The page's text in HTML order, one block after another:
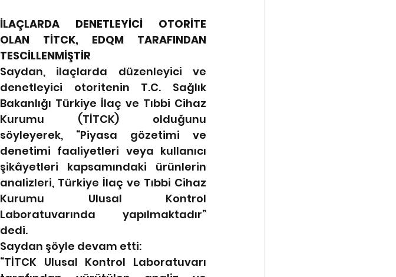
İLAÇLARDA DENETLEYİCİ OTORİTE
OLAN TİTCK, EDQM TARAFINDAN
TESCİLLENMİŞTİR
Saydan, ilaçlarda düzenleyici ve
denetleyici otoritenin T.C. Sağlık
Bakanlığı Türkiye İlaç ve Tıbbi Cihaz
Kurumu (TİTCK) olduğunu
söyleyerek, “Piyasa gözetimi ve
denetimi faaliyetleri veya kullanıcı
şikâyetleri kapsamındaki ürünlerin
analizleri, Türkiye İlaç ve Tıbbi Cihaz
Kurumu Ulusal Kontrol
Laboratuvarında yapılmaktadır”
dedi.
Saydan şöyle devam etti:
“TİTCK Ulusal Kontrol Laboratuvarı